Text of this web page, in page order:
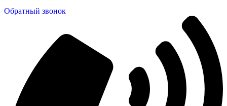
Обратный звонок